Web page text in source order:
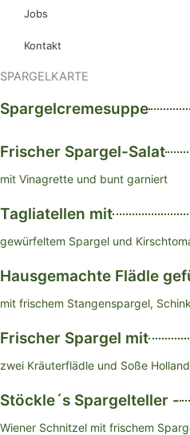
Jobs
Kontakt
SPARGELKARTE
Spargelcremesuppe
Frischer Spargel-Salat
mit Vinagrette und bunt garniert
Tagliatellen mit
gewürfeltem Spargel und
Hausgemachte Flädle
mit frischem Stangenspargel,
Frischer Spargel mit
zwei Kräuterflädle und Soße
Stöckle´s Spargelteller -
Wiener Schnitzel mit frischem